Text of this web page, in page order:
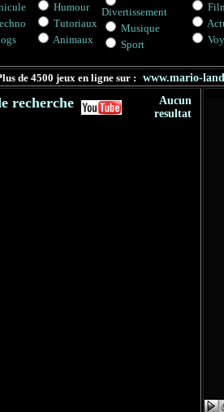
Humour
Tutoriaux
Animaux
Divertissement
Musique
Sport
de 4500 jeux en ligne sur : www.mario-
recherche
Aucun
resultat